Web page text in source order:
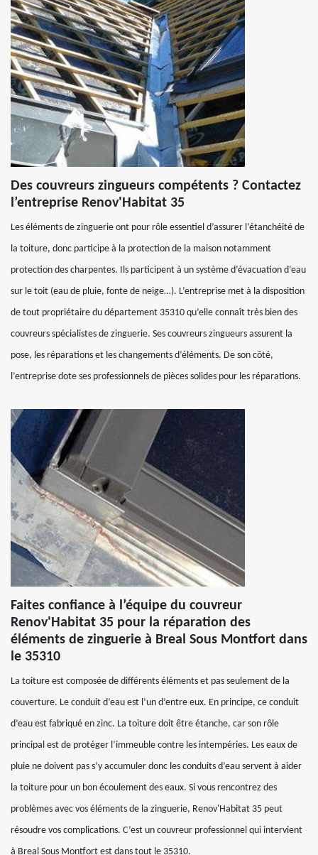
Des couvreurs zingueurs compétents ? Contactez
l’entreprise Renov'Habitat 35
Les éléments de zinguerie ont pour rôle essentiel d’assurer l’étanchéité de
la toiture, donc participe à la protection de la maison notamment
protection des charpentes. Ils participent à un système d’évacuation d’eau
sur le toit (eau de pluie, fonte de neige…). L’entreprise met à la disposition
de tout propriétaire du département 35310 qu’elle connaît très bien des
couvreurs spécialistes de zinguerie. Ses couvreurs zingueurs assurent la
pose, les réparations et les changements d’éléments. De son côté,
l’entreprise dote ses professionnels de pièces solides pour les réparations.
Faites confiance à l’équipe du couvreur
Renov'Habitat 35 pour la réparation des
éléments de zinguerie à Breal Sous Montfort dans
le 35310
La toiture est composée de différents éléments et pas seulement de la
couverture. Le conduit d’eau est l’un d’entre eux. En principe, ce conduit
d’eau est fabriqué en zinc. La toiture doit être étanche, car son rôle
principal est de protéger l’immeuble contre les intempéries. Les eaux de
pluie ne doivent pas s’y accumuler donc les conduits d’eau servent à aider
la toiture pour un bon écoulement des eaux. Si vous rencontrez des
problèmes avec vos éléments de la zinguerie, Renov'Habitat 35 peut
résoudre vos complications. C’est un couvreur professionnel qui intervient
à Breal Sous Montfort est dans tout le 35310.